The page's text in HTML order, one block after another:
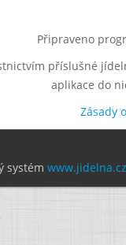
Připraveno
příslušné
aplikace do
Zásady
systém www.jidelna.cz